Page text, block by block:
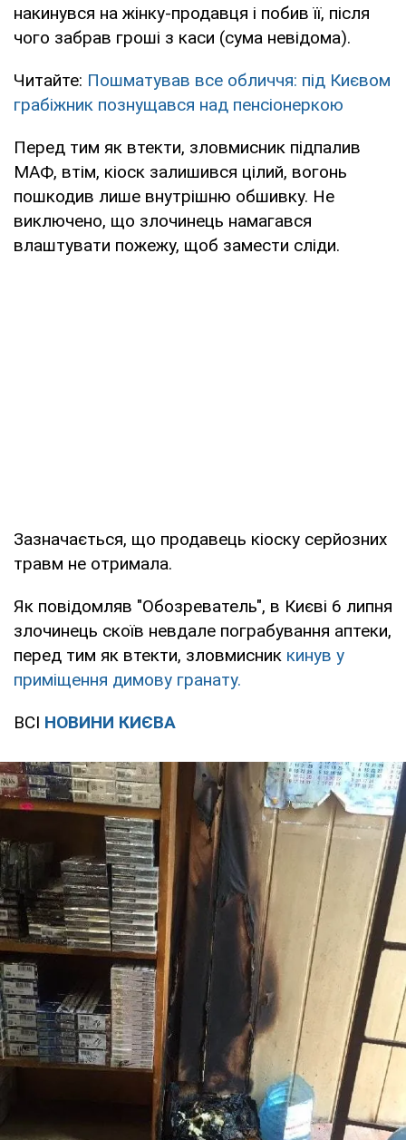
накинувся на жінку-продавця і побив її, після
чого забрав гроші з каси (сума невідома).
Читайте: Пошматував все обличчя: під Києвом
грабіжник познущався над пенсіонеркою
Перед тим як втекти, зловмисник підпалив
МАФ, втім, кіоск залишився цілий, вогонь
пошкодив лише внутрішню обшивку. Не
виключено, що злочинець намагався
влаштувати пожежу, щоб замести сліди.
Зазначається, що продавець кіоску серйозних
травм не отримала.
Як повідомляв "Обозреватель", в Києві 6 липня
злочинець скоїв невдале пограбування аптеки,
перед тим як втекти, зловмисник кинув у
приміщення димову гранату.
ВСІ НОВИНИ КИЄВА